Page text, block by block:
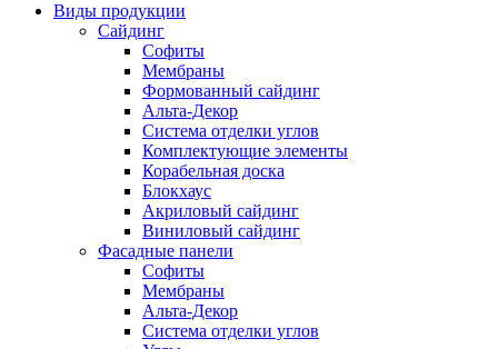
Виды продукции
Сайдинг
Софиты
Мембраны
Формованный сайдинг
Альта-Декор
Система отделки углов
Комплектующие элементы
Корабельная доска
Блокхаус
Акриловый сайдинг
Виниловый сайдинг
Фасадные панели
Софиты
Мембраны
Альта-Декор
Система отделки углов